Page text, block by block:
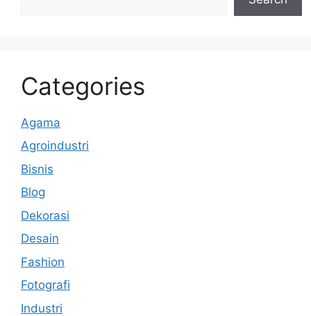
Categories
Agama
Agroindustri
Bisnis
Blog
Dekorasi
Desain
Fashion
Fotografi
Industri